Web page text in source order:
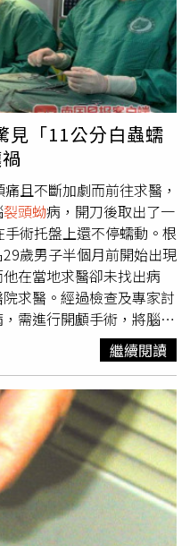
限的29.3倍，代表胡女可
胸管內流出大量膿性液
師追問下，大媽才想起自
間聽友人說「生吃螃蟹可
隻河蟹，搗碎後用米酒浸
的是，患者接受血液檢查
、肺吸蟲、弓形蟲、包
生蟲。醫生提醒，淡水螃
在消化道破裂，幼蟲脫出
橫膈入胸腔和肺，導致胸
蟲還會在人體內發育為成
脊髓、胃腸道、腹腔和皮
症，不可不慎。
見「11公分白蟲蠕
且不斷加劇而前往求醫，
裂頭蚴病，開刀後取出了一
術托盤上還不停蠕動。根
歲男子半個月前開始出現
在當地求醫卻未找出病
求醫。經過檢查及專家討
需進行開顱手術，將腦中
行手術後，從腦中取出了
這條長達11公分的寄生蟲被
圖／翻攝南國早報）這條
，外科專家陳文鬥表示，
歷4個時期，分別為毛
中期 裂頭蚴階段可進入人
15年。寄生蟲進入人體的
蛙、蛇、畜肉，或者飲用
這名男病患表示，自己經
入體內的原因。
繼續閱讀